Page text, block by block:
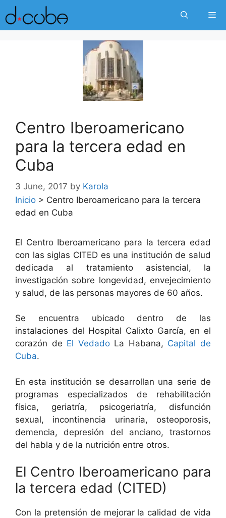
Skip
to
content
Centro Iberoamericano
para la tercera edad en
Cuba
3 June, 2017 by Karola
Inicio > Centro Iberoamericano para la tercera
edad en Cuba
El Centro Iberoamericano para la tercera edad
con las siglas CITED es una institución de salud
dedicada al tratamiento asistencial, la
investigación sobre longevidad, envejecimiento
y salud, de las personas mayores de 60 años.
Se encuentra ubicado dentro de las
instalaciones del Hospital Calixto García, en el
corazón de El VedadoLa Habana, Capital de
Cuba.
En esta institución se desarrollan una serie de
programas especializados de rehabilitación
física, geriatría, psicogeriatría, disfunción
sexual, incontinencia urinaria, osteoporosis,
demencia, depresión del anciano, trastornos
del habla y de la nutrición entre otros.
El Centro Iberoamericano para
la tercera edad (CITED)
Con la pretensión de mejorar la calidad de vida